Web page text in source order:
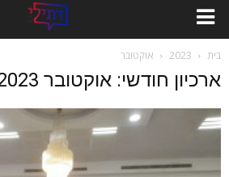
בית 2023 אוקטובר
ארכיון חודשי: אוקטובר 2023